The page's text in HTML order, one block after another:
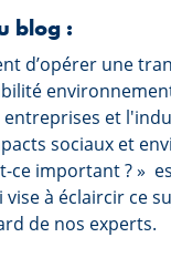
blog :
d’opérer une
entreprises et
sociaux et
ce important ? »
vise à éclaircir ce
de nos experts.